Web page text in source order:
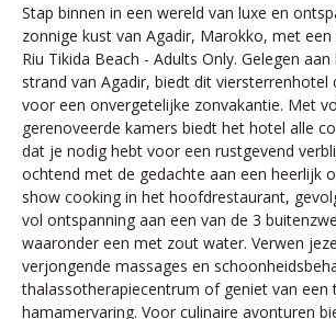
Stap binnen in een wereld van luxe en
zonnige kust van Agadir, Marokko, met
Riu Tikida Beach - Adults Only. Gelegen
strand van Agadir, biedt dit
voor een onvergetelijke zonvakantie. Met
gerenoveerde kamers biedt het hotel alle
dat je nodig hebt voor een rustgevend
ochtend met de gedachte aan een heerlijk
show cooking in het hoofdrestaurant,
vol ontspanning aan een van de 3
waaronder een met zout water. Verwen
verjongende massages en
thalassotherapiecentrum of geniet van een
hamamervaring. Voor culinaire avonturen